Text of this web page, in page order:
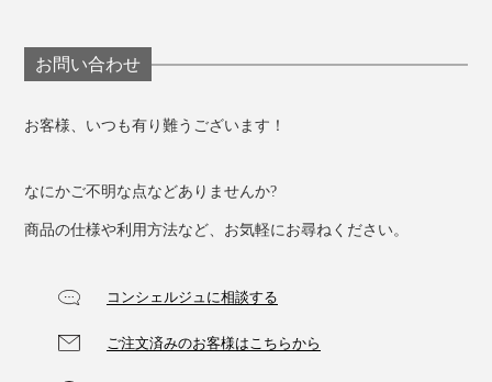
お問い合わせ
お客様、いつも有り難うございます！
なにかご不明な点などありませんか?
商品の仕様や利用方法など、お気軽にお尋ねください。
コンシェルジュに相談する
ご注文済みのお客様はこちらから